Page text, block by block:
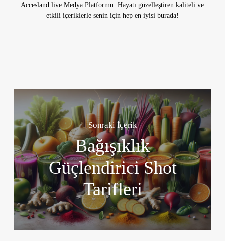
Accesland.live Medya Platformu. Hayatı güzelleştiren kaliteli ve
etkili içeriklerle senin için hep en iyisi burada!
Sonraki İçerik
Bağışıklık
Güçlendirici Shot
Tarifleri